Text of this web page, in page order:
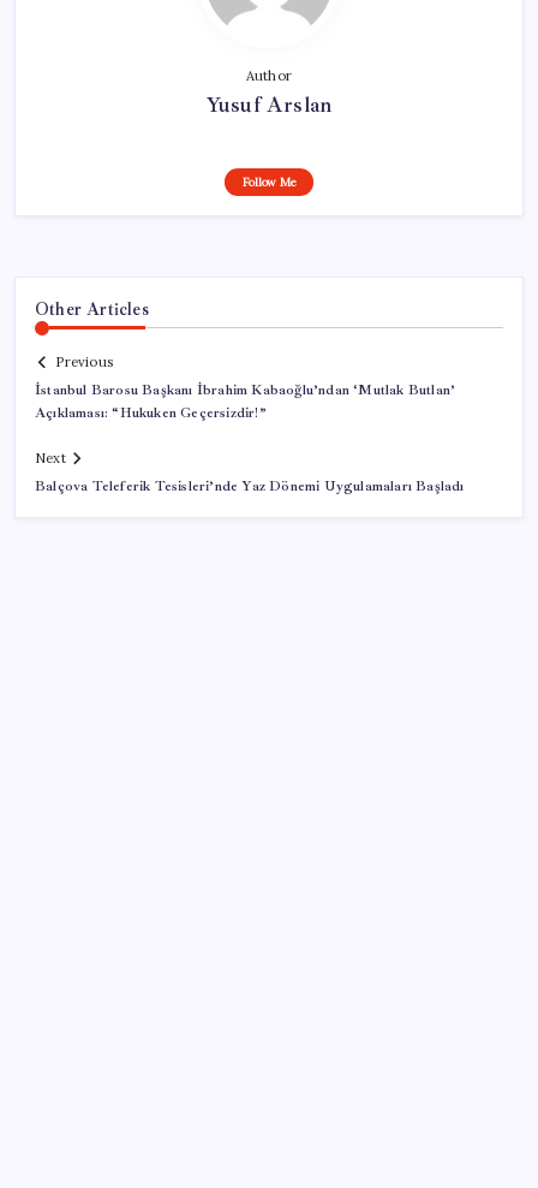
Author
Yusuf Arslan
Follow Me
Other Articles
Previous
İstanbul Barosu Başkanı İbrahim Kabaoğlu’ndan ‘Mutlak Butlan’
Açıklaması: “Hukuken Geçersizdir!”
Next
Balçova Teleferik Tesisleri’nde Yaz Dönemi Uygulamaları Başladı